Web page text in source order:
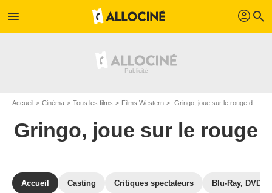
menu profil search
Accueil Cinéma Tous les films Films Western Gringo, joue sur le rouge de Alberto Cardone
Gringo, joue sur le rouge
Accueil Casting Critiques spectateurs Blu-Ray, DVD